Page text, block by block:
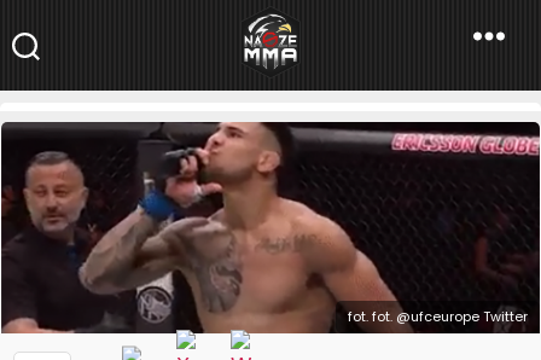
NaszeMMA
NaszeMMA.pl»Aktualności»Świat»UFC»UFC Sztokholm:
Aleksandar Rakić brutalnie znokautował Jimiego Manuwę!
(Wideo)
fot. fot. @ufceurope Twitter